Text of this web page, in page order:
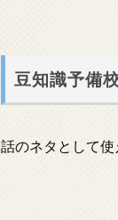
豆知識予備
話のネタとして